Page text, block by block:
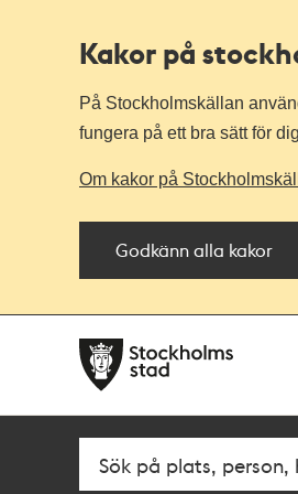
Kakor på
På Stockholmskällan
fungera på ett bra sätt för
Om kakor på
Godkänn alla kakor
navigationen
huvudinnehållet
Fritextsök